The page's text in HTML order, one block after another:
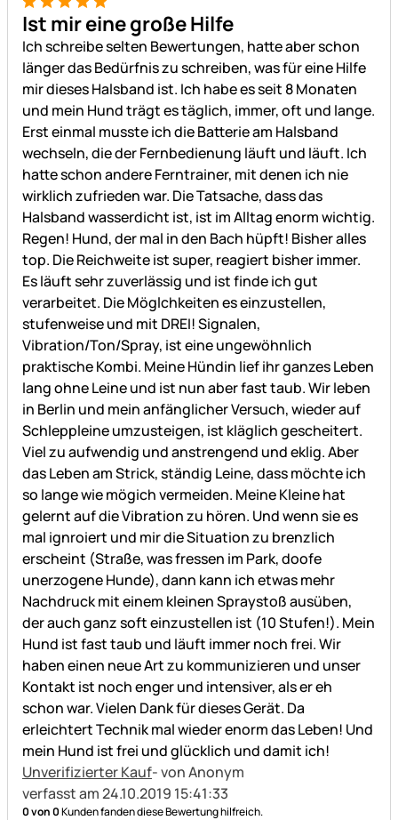
5 von 5
Ist mir eine große Hilfe
Ich schreibe selten Bewertungen, hatte aber schon
länger das Bedürfnis zu schreiben, was für eine Hilfe
mir dieses Halsband ist. Ich habe es seit 8 Monaten
und mein Hund trägt es täglich, immer, oft und lange.
Erst einmal musste ich die Batterie am Halsband
wechseln, die der Fernbedienung läuft und läuft. Ich
hatte schon andere Ferntrainer, mit denen ich nie
wirklich zufrieden war. Die Tatsache, dass das
Halsband wasserdicht ist, ist im Alltag enorm wichtig.
Regen! Hund, der mal in den Bach hüpft! Bisher alles
top. Die Reichweite ist super, reagiert bisher immer.
Es läuft sehr zuverlässig und ist finde ich gut
verarbeitet. Die Möglchkeiten es einzustellen,
stufenweise und mit DREI! Signalen,
Vibration/Ton/Spray, ist eine ungewöhnlich
praktische Kombi. Meine Hündin lief ihr ganzes Leben
lang ohne Leine und ist nun aber fast taub. Wir leben
in Berlin und mein anfänglicher Versuch, wieder auf
Schleppleine umzusteigen, ist kläglich gescheitert.
Viel zu aufwendig und anstrengend und eklig. Aber
das Leben am Strick, ständig Leine, dass möchte ich
so lange wie mögich vermeiden. Meine Kleine hat
gelernt auf die Vibration zu hören. Und wenn sie es
mal ignroiert und mir die Situation zu brenzlich
erscheint (Straße, was fressen im Park, doofe
unerzogene Hunde), dann kann ich etwas mehr
Nachdruck mit einem kleinen Spraystoß ausüben,
der auch ganz soft einzustellen ist (10 Stufen!). Mein
Hund ist fast taub und läuft immer noch frei. Wir
haben einen neue Art zu kommunizieren und unser
Kontakt ist noch enger und intensiver, als er eh
schon war. Vielen Dank für dieses Gerät. Da
erleichtert Technik mal wieder enorm das Leben! Und
mein Hund ist frei und glücklich und damit ich!
Unverifizierter Kauf- von Anonym
verfasst am 24.10.2019 15:41:33
0 von 0Kunden fanden diese Bewertung hilfreich.